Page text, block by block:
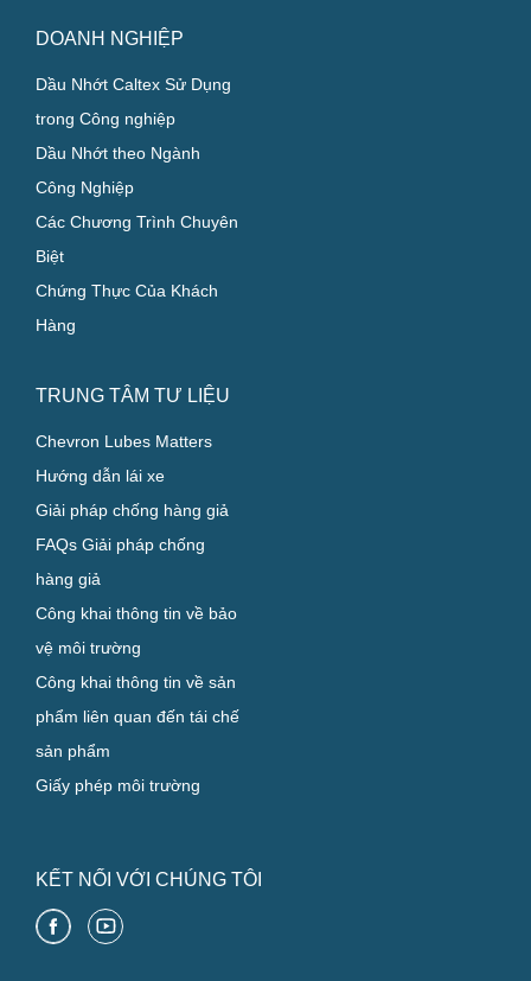
DOANH NGHIỆP
Dầu Nhớt Caltex Sử Dụng
trong Công nghiệp
Dầu Nhớt theo Ngành
Công Nghiệp
Các Chương Trình Chuyên
Biệt
Chứng Thực Của Khách
Hàng
TRUNG TÂM TƯ LIỆU
Chevron Lubes Matters
Hướng dẫn lái xe
Giải pháp chống hàng giả
FAQs Giải pháp chống
hàng giả
Công khai thông tin về bảo
vệ môi trường
Công khai thông tin về sản
phẩm liên quan đến tái chế
sản phẩm
Giấy phép môi trường
KẾT NỐI VỚI CHÚNG TÔI